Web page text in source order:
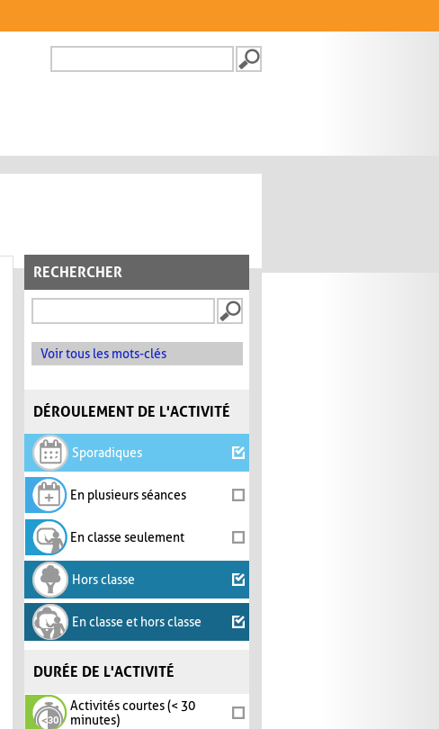
FORMULAIRE DE
RECHERCHER
Voir tous les mots-clés
DÉROULEMENT DE L'ACTIVITÉ
Sporadiques
En plusieurs séances
En classe seulement
Hors classe
En classe et hors classe
DURÉE DE L'ACTIVITÉ
Activités courtes (< 30
minutes)